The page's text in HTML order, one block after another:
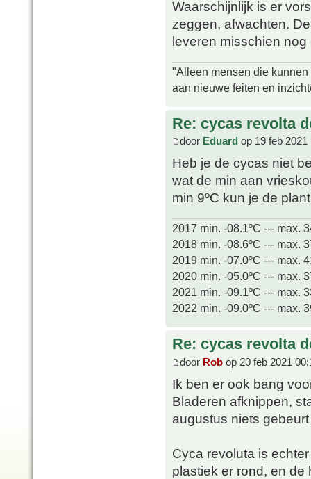
Waarschijnlijk is er
zeggen, afwachten.
leveren misschien
"Alleen mensen die
aan nieuwe feiten en
Re: cycas revolta
door Eduard op 19 feb 2021
Heb je de cycas niet
wat de min aan
min 9ºC kun je de
2017 min. -08.1ºC --- max.
2018 min. -08.6ºC --- max.
2019 min. -07.0ºC --- max.
2020 min. -05.0ºC --- max.
2021 min. -09.1ºC --- max.
2022 min. -09.0ºC --- max.
Re: cycas revolta
door Rob op 20 feb 2021
Ik ben er ook bang
Bladeren afknippen,
augustus niets
Cyca revoluta is
plastiek er rond, en de